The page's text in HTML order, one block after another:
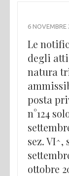
6 NOVEMBRE
Le
degli
natura
posta
n°124
sez. VI^,
ottobre